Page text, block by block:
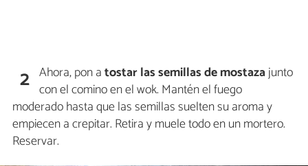
2 Ahora, pon atostar las semillas de mostazajunto
con el comino en el wok. Mantén el fuego
moderado hasta que las semillas suelten su aroma y
empiecen a crepitar. Retira y muele todo en un mortero.
Reservar.